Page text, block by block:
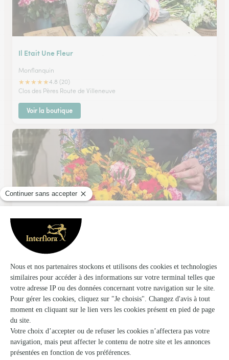
Il Etait Une Fleur
Monflanquin
★★★★★4.8 (20)
Clos des Pères Route de Villeneuve
Voir la boutique
L’orchidee
Prayssac
★★
4.3 (16)
14, avenue Colonel-Pardes
Voir la boutique